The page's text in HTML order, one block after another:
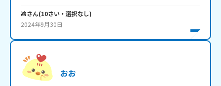
💩さん(10さい・ 選択なし)
2024年9月30日
おお